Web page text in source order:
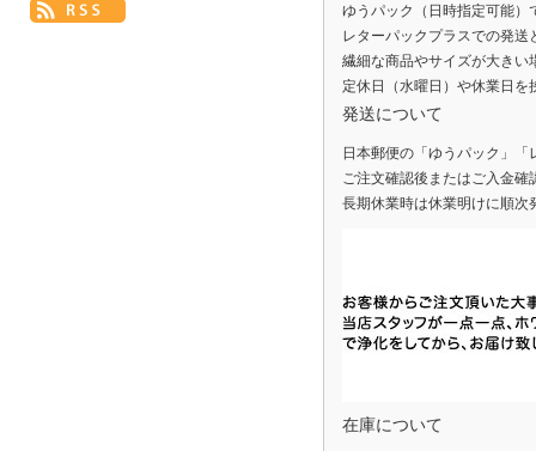
ゆうパック（日時指定可能）
レターパックプラスでの発
繊細な商品やサイズが大きい
定休日（水曜日）や休業日
発送について
日本郵便の「ゆうパック」
ご注文確認後またはご入金確
長期休業時は休業明けに順次
在庫について